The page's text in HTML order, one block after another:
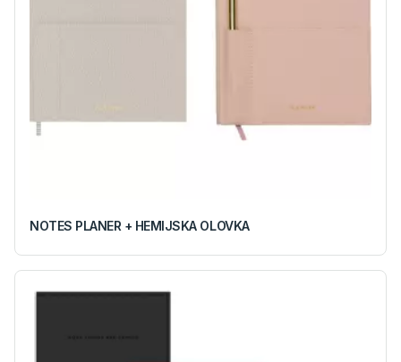
NOTES PLANER + HEMIJSKA OLOVKA